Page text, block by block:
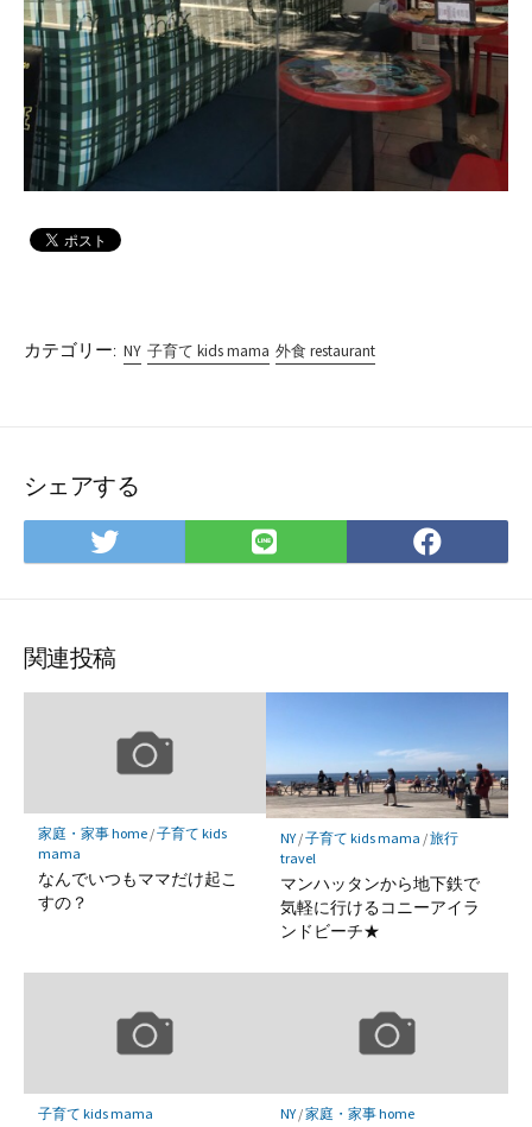
カテゴリー: NY 子育て kids mama 外食 restaurant
シェアする
Twitter
で
LINE
で
で
関連投稿
家庭・家事 home/子育て kids
mama
なんでいつもママだけ起こ
すの？
NY/子育て kids mama /旅行
travel
マンハッタンから地下鉄で
気軽に行けるコニーアイラ
ンドビーチ★
子育て kids mama NY/家庭・家事 home